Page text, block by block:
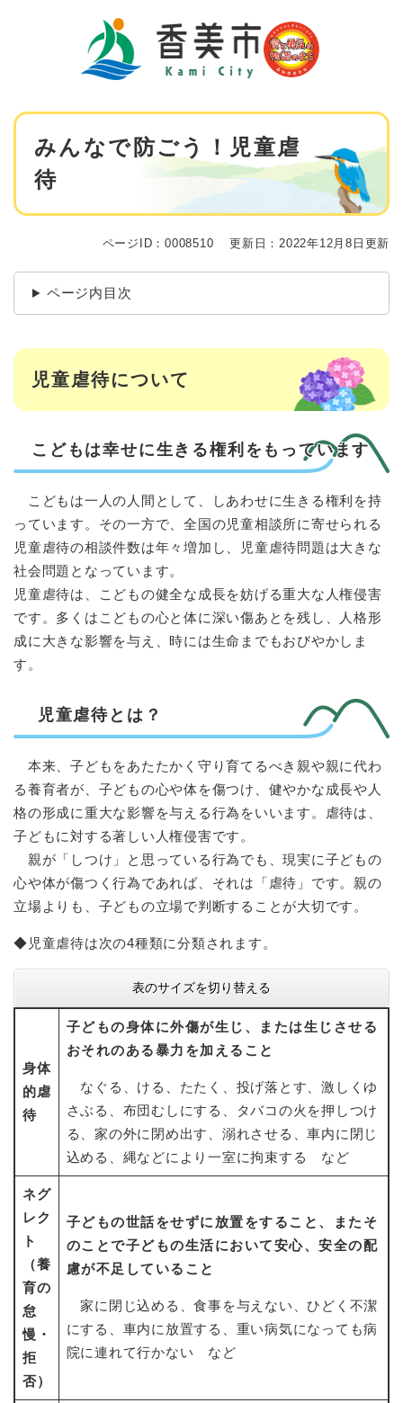
本
みんなで防ごう！児童虐
待
ページID：0008510 更新日：2022年12月8日更新
ページ内目次
児童虐待について
こどもは幸せに生きる権利をもっています
こどもは一人の人間として、しあわせに生きる権利を持
っています。その一方で、全国の児童相談所に寄せられる
児童虐待の相談件数は年々増加し、児童虐待問題は大きな
社会問題となっています。
児童虐待は、こどもの健全な成長を妨げる重大な人権侵害
です。多くはこどもの心と体に深い傷あとを残し、人格形
成に大きな影響を与え、時には生命までもおびやかしま
す。
児童虐待とは？
本来、子どもをあたたかく守り育てるべき親や親に代わ
る養育者が、子どもの心や体を傷つけ、健やかな成長や人
格の形成に重大な影響を与える行為をいいます。虐待は、
子どもに対する著しい人権侵害です。
親が「しつけ」と思っている行為でも、現実に子どもの
心や体が傷つく行為であれば、それは「虐待」です。親の
立場よりも、子どもの立場で判断することが大切です。
◆児童虐待は次の4種類に分類されます。
表のサイズを切り替える
身体
的虐
待
子どもの身体に外傷が生じ、または生じさせる
おそれのある暴力を加えること
なぐる、ける、たたく、投げ落とす、激しくゆ
さぶる、布団むしにする、タバコの火を押しつけ
る、家の外に閉め出す、溺れさせる、車内に閉じ
込める、縄などにより一室に拘束する など
ネグ
レク
ト
（養
育の
怠
慢・
拒
否）
子どもの世話をせずに放置をすること、またそ
のことで子どもの生活において安心、安全の配
慮が不足している こと
家に閉じ込める、食事を与えない、ひどく不潔
にする、車内に放置する、重い病気になっても病
院に連れて行かない など